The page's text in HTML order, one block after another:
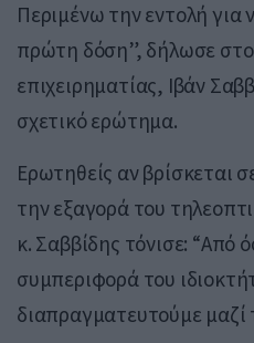
Περιμένω την εντολή
πρώτη δόση”, δήλωσε
επιχειρηματίας, Ιβάν
σχετικό ερώτημα.
Ερωτηθείς αν βρίσκεται
την εξαγορά του
κ. Σαββίδης τόνισε: “Από
συμπεριφορά του
διαπραγματευτούμε μαζί